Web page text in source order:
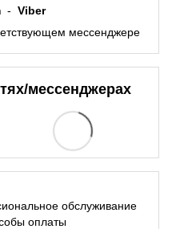
- Viber
мессенджере
мессенджерах
обслуживание
оплаты